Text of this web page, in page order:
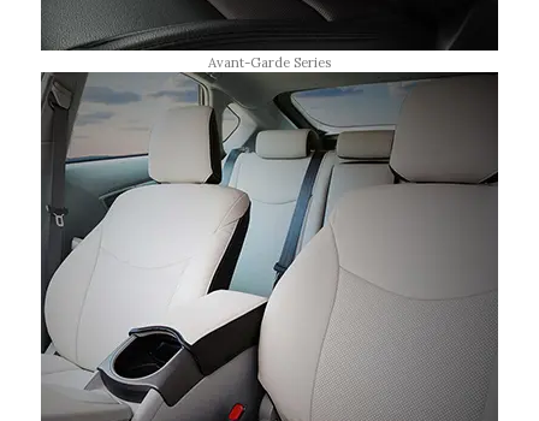
Avant-Garde Series